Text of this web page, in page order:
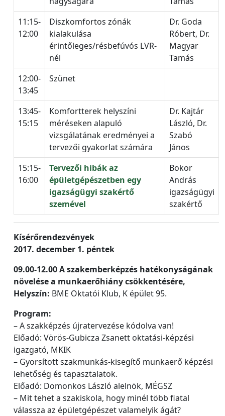
11:15-
12:00
Diszkomfortos zónák
kialakulása
érintőleges/résbefúvós LVR-
nél
Dr. Goda
Róbert, Dr.
Magyar
Tamás
12:00-
13:45
Szünet
13:45-
15:15
Komfortterek helyszíni
méréseken alapuló
vizsgálatának eredményei a
tervezői gyakorlat számára
Dr. Kajtár
László, Dr.
Szabó
János
15:15-
16:00
Tervezői hibák az
épületgépészetben egy
igazságügyi szakértő
szemével
Bokor
András
igazságügyi
szakértő
Kísérőrendezvények
2017. december 1. péntek
09.00-12.00 A szakemberképzés hatékonyságának
növelése a munkaerőhiány csökkentésére,
Helyszín: BME Oktatói Klub, K épület 95.
Program:
– A szakképzés újratervezése kódolva van!
Előadó: Vörös-Gubicza Zsanett oktatási-képzési
igazgató, MKIK
– Gyorsított szakmunkás-kisegítő munkaerő képzési
lehetőség és tapasztalatok.
Előadó: Domonkos László alelnök, MÉGSZ
– Mit tehet a szakiskola, hogy minél több fiatal
válassza az épületgépészet valamelyik ágát?